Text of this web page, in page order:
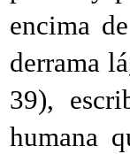
encima
derrama
39),
humana